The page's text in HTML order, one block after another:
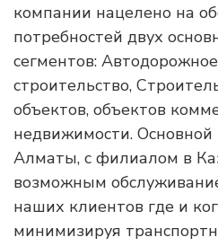
компании нацелено на
потребностей двух
сегментов:
строительство,
объектов, объектов
недвижимости.
Алматы, с филиалом в
возможным
наших клиентов где и
минимизируя